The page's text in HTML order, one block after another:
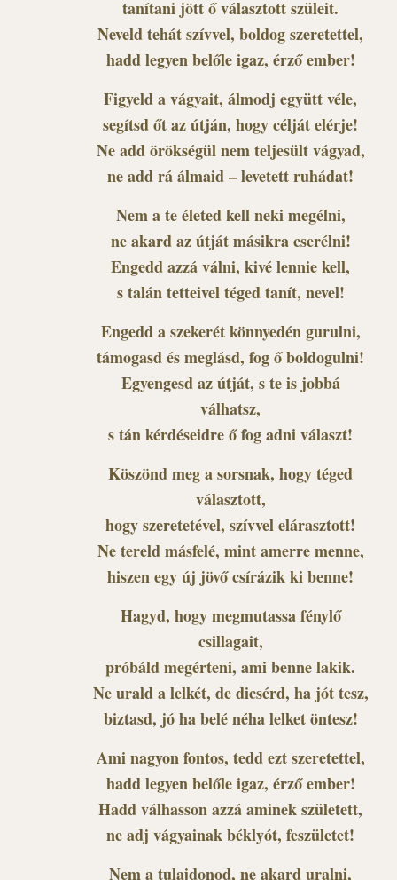
tanítani jött ő választott szüleit.
Neveld tehát szívvel, boldog szeretettel,
hadd legyen belőle igaz, érző ember!
Figyeld a vágyait, álmodj együtt véle,
segítsd őt az útján, hogy célját elérje!
Ne add örökségül nem teljesült vágyad,
ne add rá álmaid – levetett ruhádat!
Nem a te életed kell neki megélni,
ne akard az útját másikra cserélni!
Engedd azzá válni, kivé lennie kell,
s talán tetteivel téged tanít, nevel!
Engedd a szekerét könnyedén gurulni,
támogasd és meglásd, fog ő boldogulni!
Egyengesd az útját, s te is jobbá
válhatsz,
s tán kérdéseidre ő fog adni választ!
Köszönd meg a sorsnak, hogy téged
választott,
hogy szeretetével, szívvel elárasztott!
Ne tereld másfelé, mint amerre menne,
hiszen egy új jövő csírázik ki benne!
Hagyd, hogy megmutassa fénylő
csillagait,
próbáld megérteni, ami benne lakik.
Ne urald a lelkét, de dicsérd, ha jót tesz,
biztasd, jó ha belé néha lelket öntesz!
Ami nagyon fontos, tedd ezt szeretettel,
hadd legyen belőle igaz, érző ember!
Hadd válhasson azzá aminek született,
ne adj vágyainak béklyót, feszületet!
Nem a tulajdonod, ne akard uralni,